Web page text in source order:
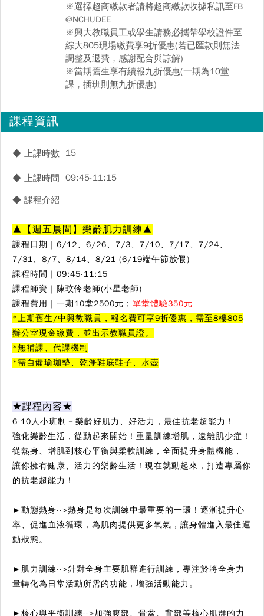
※選擇超商繳款者請將超商繳款收據私訊至FB
@NCHUDEE
※興大教職員工或學生請務必攜帶學校證件至
綜大805現場繳費享9折優惠(若已匯款則無法
調整及退費，感謝配合與諒解)
※當期舊生享有續報九折優惠(一期為10堂
課，插班則無九折優惠)
課程資訊
◆ 上課時數 15
◆ 上課時間 09:45-11:15
◆ 課程介紹
▲ 【週五晨間】樂齡肌力訓練▲
課程日期｜6/12、6/26、7/3、7/10、7/17、7/24、
7/31、8/7、8/14、8/21 (6/19端午節放假)
課程時間｜09:45-11:15
課程師資｜陳玟伶老師(小星老師)
課程費用｜一期10堂2500元； 單堂體驗350元
*上期舊生/中興教職員，報名費可享9折優惠，需至8樓805
辦公室現金繳費，並出示教職員證。
*無補課、代課機制
*需自備瑜珈墊、乾淨鞋底鞋子、水壺
★課程內容★
6-10人小班制－樂齡好肌力、好活力，最佳抗老超能力！
強化樂齡生活，從動起來開始！重量訓練增肌，遠離肌少症！
從熱身、增肌到核心平衡與柔軟訓練，全面提升身體機能，
讓你擁有健康、活力的樂齡生活！現在就動起來，打造專屬你
的抗老超能力！
►動態熱身-->熱身是每次訓練中最重要的一環！逐漸提升心
率、促進血液循環，為肌肉提供更多氧氣，讓身體進入最佳運
動狀態。
►肌力訓練-->針對全身主要肌群進行訓練，專注於將全身力
量轉化為日常活動所需的功能，增強活動能力。
►核心與平衡訓練-->加強腹部、骨盆、背部等核心肌群的力